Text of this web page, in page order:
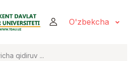
O'zbekcha